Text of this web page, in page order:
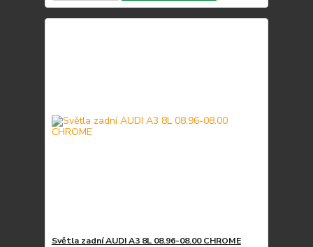
Světla zadní AUDI A3 8L 08.96-08.00 CHROME